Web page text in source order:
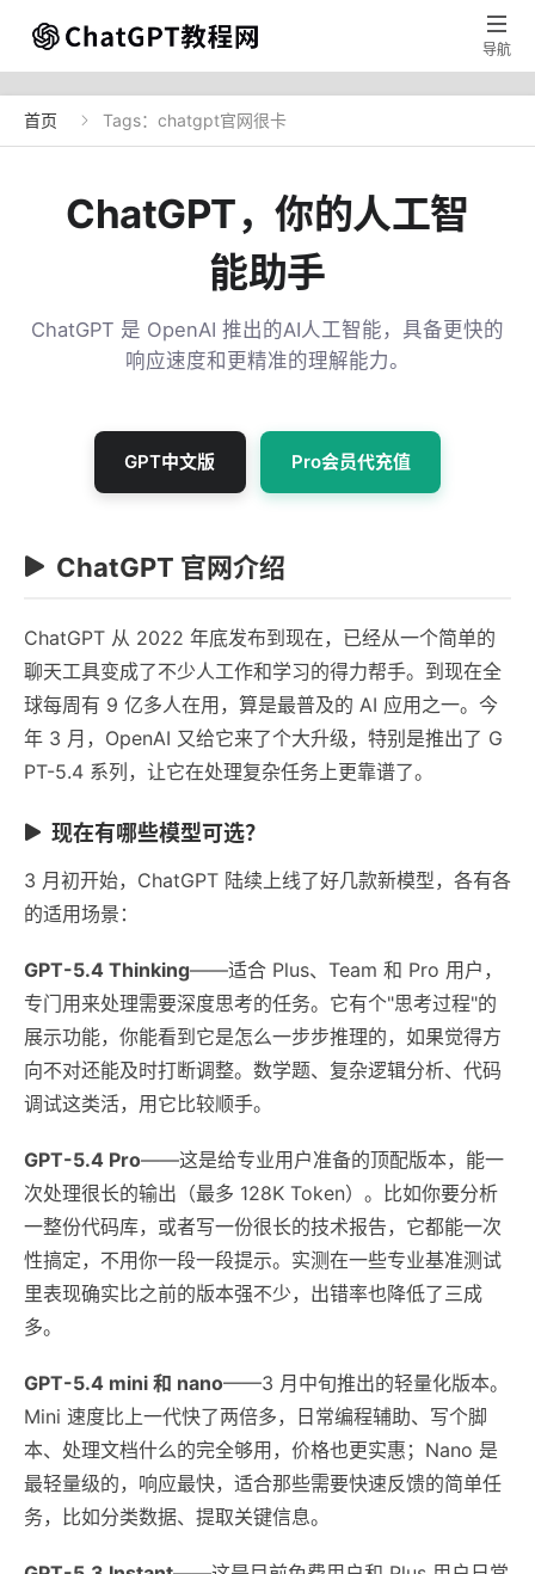

导航
首页  Tags：chatgpt官网很卡
ChatGPT，你的人工智
能助手
ChatGPT 是 OpenAI 推出的AI人工智能，具备更快的
响应速度和更精准的理解能力。
GPT中文版 Pro会员代充值
ChatGPT 官网介绍
ChatGPT 从 2022 年底发布到现在，已经从一个简单的
聊天工具变成了不少人工作和学习的得力帮手。到现在全
球每周有 9 亿多人在用，算是最普及的 AI 应用之一。今
年 3 月，OpenAI 又给它来了个大升级，特别是推出了 G
PT-5.4 系列，让它在处理复杂任务上更靠谱了。
现在有哪些模型可选？
3 月初开始，ChatGPT 陆续上线了好几款新模型，各有各
的适用场景：
GPT-5.4 Thinking——适合 Plus、Team 和 Pro 用户，
专门用来处理需要深度思考的任务。它有个"思考过程"的
展示功能，你能看到它是怎么一步步推理的，如果觉得方
向不对还能及时打断调整。数学题、复杂逻辑分析、代码
调试这类活，用它比较顺手。
GPT-5.4 Pro——这是给专业用户准备的顶配版本，能一
次处理很长的输出（最多 128K Token）。比如你要分析
一整份代码库，或者写一份很长的技术报告，它都能一次
性搞定，不用你一段一段提示。实测在一些专业基准测试
里表现确实比之前的版本强不少，出错率也降低了三成
多。
GPT-5.4 mini 和 nano——3 月中旬推出的轻量化版本。
Mini 速度比上一代快了两倍多，日常编程辅助、写个脚
本、处理文档什么的完全够用，价格也更实惠；Nano 是
最轻量级的，响应最快，适合那些需要快速反馈的简单任
务，比如分类数据、提取关键信息。